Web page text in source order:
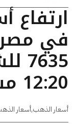
ارتفاع
12:20 مساءًا
أسعار الذهب,أسعار